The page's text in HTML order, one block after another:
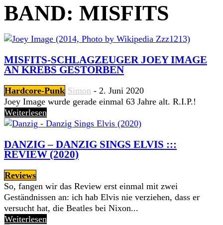
BAND: MISFITS
MISFITS-SCHLAGZEUGER JOEY IMAGE
AN KREBS GESTORBEN
Hardcore-Punk Simon - 2. Juni 2020
Joey Image wurde gerade einmal 63 Jahre alt. R.I.P.!
Weiterlesen
DANZIG – DANZIG SINGS ELVIS :::
REVIEW (2020)
Reviews
So, fangen wir das Review erst einmal mit zwei
Geständnissen an: ich hab Elvis nie verziehen, dass er
versucht hat, die Beatles bei Nixon...
Weiterlesen